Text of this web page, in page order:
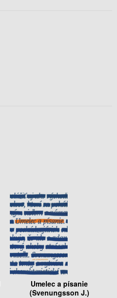
Umelec a písanie
(Svenungsson J.)